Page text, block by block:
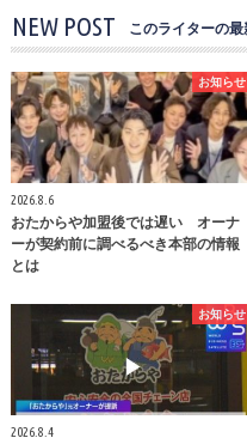
NEW POST このライターの
お知らせ
2026.8.6
おたからや加盟後では遅い オーナ
ーが契約前に調べるべき本部の情報
とは
お知らせ
2026.8.4